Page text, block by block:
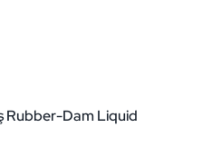
Rubber-Dam Liquid